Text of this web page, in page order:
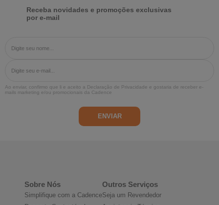
Receba novidades e promoções exclusivas
por e-mail
Ao enviar, confirmo que li e aceito a Declaração de Privacidade e gostaria de receber e-
mails marketing e/ou promocionais da Cadence
Sobre Nós
Simplifique com a Cadence
Outros Serviços
Seja um Revendedor